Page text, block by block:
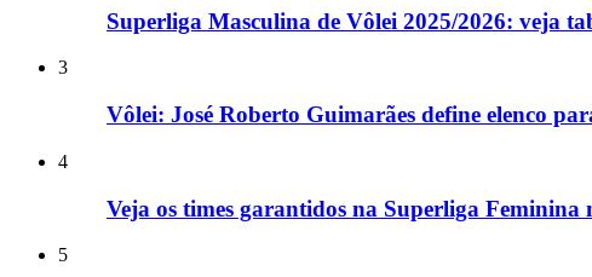
Superliga Masculina de Vôlei 2025/2026: veja
3
Vôlei: José Roberto Guimarães define elenco
4
Veja os times garantidos na Superliga Feminina
5